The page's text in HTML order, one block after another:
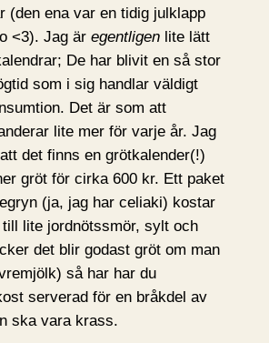
(den ena var en tidig julklapp
<3). Jag är egentligenlite lätt
De har blivit en så stor
som i sig handlar väldigt
Det är som att
lite mer för varje år. Jag
det finns en grötkalender(!)
gröt för cirka 600 kr. Ett paket
(ja, jag har celiaki) kostar
lite jordnötssmör, sylt och
det blir godast gröt om man
så har har du
serverad för en bråkdel av
ska vara krass.